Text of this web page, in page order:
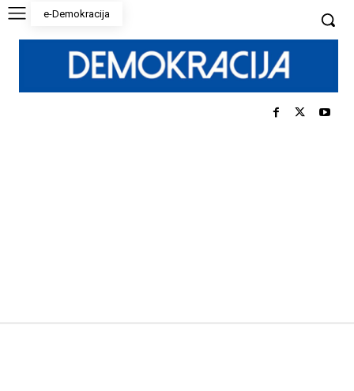
e-Demokracija